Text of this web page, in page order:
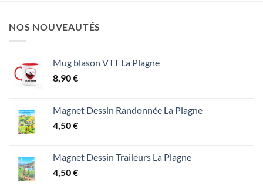
NOS NOUVEAUTÉS
Mug blason VTT La Plagne
8,90€
Magnet Dessin Randonnée La Plagne
4,50€
Magnet Dessin Traileurs La Plagne
4,50€